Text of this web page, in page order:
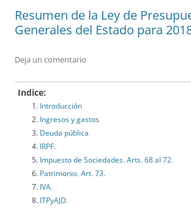
Resumen de la Ley de
Generales del Estado para
Deja un comentario
Indice:
Introducción
Ingresos y gastos
Deuda pública
IRPF.
Impuesto de Sociedades. Arts. 68 al 72.
Patrimonio. Art. 73.
IVA.
ITPyAJD.